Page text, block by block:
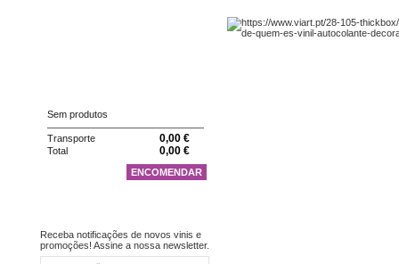
Sem produtos
Transporte 0,00 €
Total 0,00 €
ENCOMENDAR
Receba notificações de novos vinis e
promoções! Assine a nossa newsletter.